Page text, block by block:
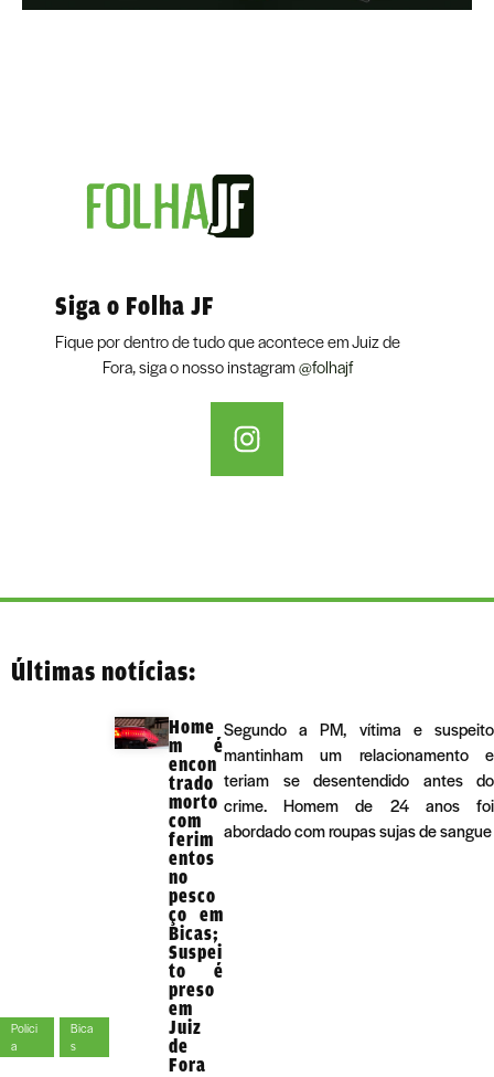
Siga o Folha JF
Fique por dentro de tudo que acontece em Juiz de
Fora, siga o nosso instagram@folhajf
Últimas notícias:
Políci
a
Bica
s
Home
m é
encon
trado
morto
com
ferim
entos
no
pesco
ço em
Bicas;
Suspei
to é
preso
em
Juiz
de
Fora
Segundo a PM, vítima e suspeito
mantinham um relacionamento e
teriam se desentendido antes do
crime. Homem de 24 anos foi
abordado com roupas sujas de sangue